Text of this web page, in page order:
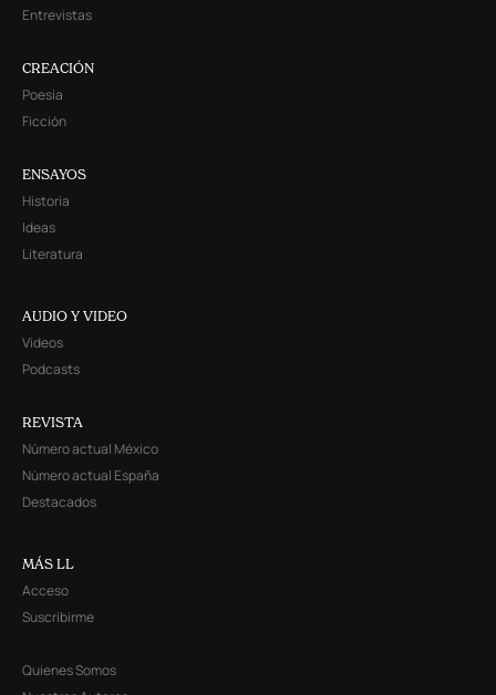
Entrevistas
CREACIÓN
Poesía
Ficción
ENSAYOS
Historia
Ideas
Literatura
AUDIO Y VIDEO
Videos
Podcasts
REVISTA
Número actual México
Número actual España
Destacados
MÁS LL
Acceso
Suscribirme
Quienes Somos